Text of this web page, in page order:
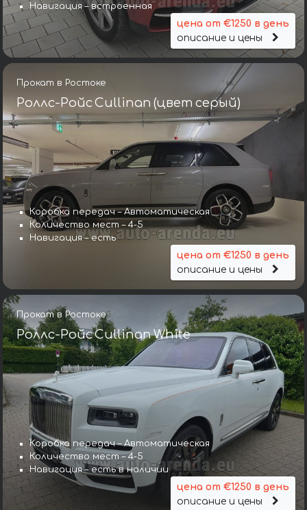
Навигация – встроенная
цена от €1250 в день
описание и цены
Прокат в Ростоке
Роллс-Ройс Cullinan (цвет серый)
Коробка передач – Автоматическая
Количество мест – 4-5
Навигация – есть
цена от €1250 в день
описание и цены
Прокат в Ростоке
Роллс-Ройс Cullinan White
Коробка передач – Автоматическая
Количество мест – 4-5
Навигация – есть в наличии
цена от €1250 в день
описание и цены